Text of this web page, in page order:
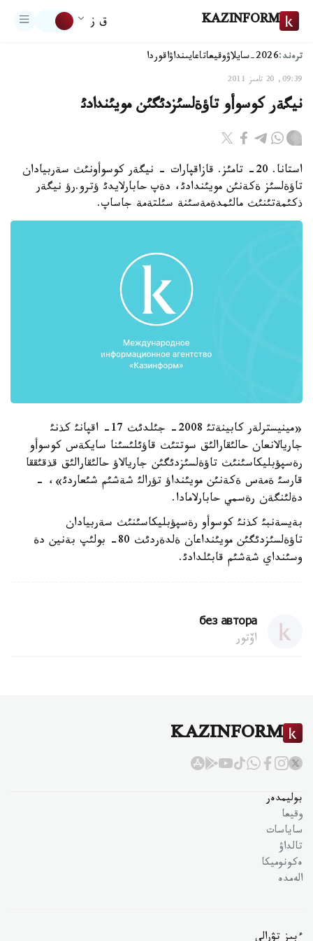
KAZINFORM ق ز
ترەند:2026-سايلاۋ وقيعاتاعايىنداۋاقوردا
09:39, 20 تامىز 2011
نيگةر كوسوأو تاؤةلسئزدئگئن مويئندادئ
استانا. 20- تامئز. قازاقپارات - نيگةر كوسوأونئث سةربيادان
تاؤةلسئز ةكةنئن مويئندادئ، دةپ حابارلايدئ ؤترو.رؤ نيگةر
ذكئمةتئنئث مالئمدةمةسئنة سئلتةمة جاساپ.
«مينيسترلةر كابينةتئ 2008- جئلدئث 17- اقپانئ كذنئ
جاريالانعان حالئقارالئق سوتتئث قاؤئلئسئنا سايكةس كوسوأو
رةسپؤبليكاسئنئث تاؤةلسئزدئگئن جاريالاؤ حالئقارالئق قذقئققا
قارسئ ةمةس ةكةنئن مويئنداؤ تؤرالئ شةشئم شئعاردئ»، -
دةلئنگةن رةسمي حابارلامادا.
بةيسةنبئ كذنئ كوسوأو رةسپؤبليكاسئنئث سةربيادان
تاؤةلسئزدئگئن مويئنداعان ةلدةردئث 80- بولئپ بةنين دة
وسئنداي شةشئم قابئلدادئ.
без автора
اۆتور
KAZINFORM
بوليمدەر
وقيعا
ساياسات
تالداۋ
ەكونوميكا
الەمدە